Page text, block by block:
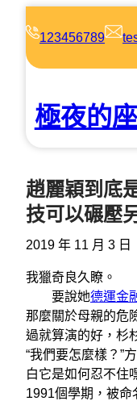
123456789
極夜的
趙麗穎到底
技可以碾壓
2019 年 11 月 3 日
我獵奇良久瞭。
要說她德運金
那麼關於母親的危
過就算演的好，杉
“我們要怎麼樣？”
白它是如何忍不住
1991個學期，被命